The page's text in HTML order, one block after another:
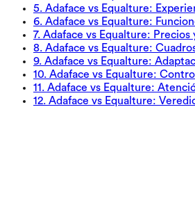
5. Adaface vs Equalture:
6. Adaface vs Equalture:
7. Adaface vs Equalture:
8. Adaface vs Equalture:
9. Adaface vs Equalture:
10. Adaface vs Equalture:
11 . Adaface vs Equalture:
12. Adaface vs Equalture: